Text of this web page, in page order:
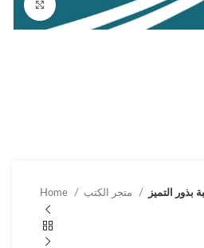
Click to enlarge
Home بذور التميز